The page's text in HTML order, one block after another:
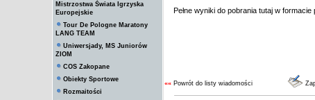
Mistrzostwa Świata Igrzyska
Europejskie
Tour De Pologne Maratony
LANG TEAM
Uniwersjady, MS Juniorów
ZIOM
COS Zakopane
Obiekty Sportowe
Rozmaitości
Pełne wyniki do pobrania tutaj w formacie
«« Powrót do listy wiadomości